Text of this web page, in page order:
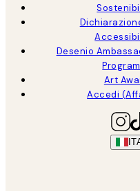
Desenio
Art
Accedi